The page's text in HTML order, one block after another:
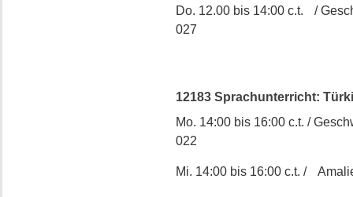
Do. 12.00 bis 14:00 c.t. /
027
12183 Sprachunterricht:
Mo. 14:00 bis 16:00 c.t. /
022
Mi. 14:00 bis 16:00 c.t. /